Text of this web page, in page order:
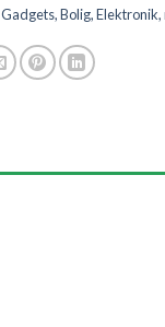
Gadgets, Bolig, Elektronik,